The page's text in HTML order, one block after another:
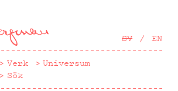
SV EN
Verk
Universum
Sök